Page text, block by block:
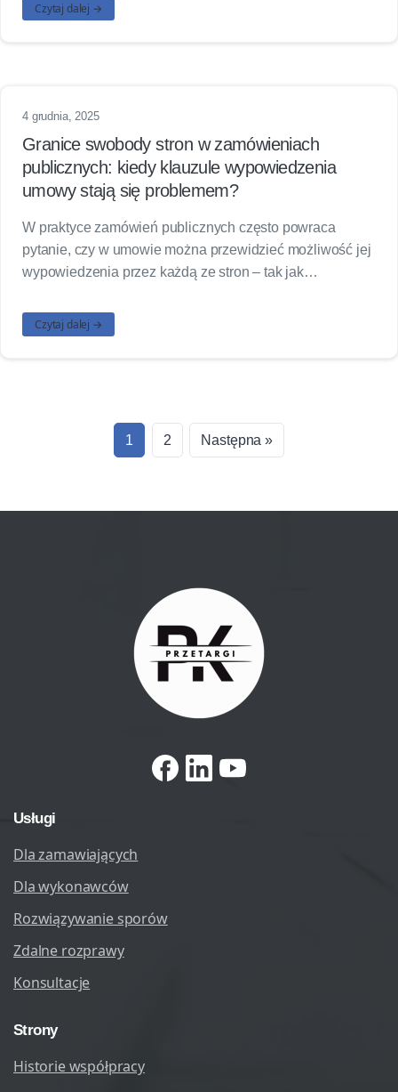
Czytaj dalej →
4 grudnia, 2025
Granice swobody stron w zamówieniach
publicznych: kiedy klauzule wypowiedzenia
umowy stają się problemem?
W praktyce zamówień publicznych często powraca
pytanie, czy w umowie można przewidzieć możliwość jej
wypowiedzenia przez każdą ze stron – tak jak…
Czytaj dalej →
1 2 Następna »
Usługi
Dla zamawiających
Dla wykonawców
Rozwiązywanie sporów
Zdalne rozprawy
Konsultacje
Strony
Historie współpracy